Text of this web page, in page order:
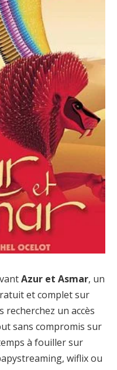
Azur et Asmar, un
et complet sur
recherchez un accès
sans compromis sur
à fouiller sur
wiflix ou